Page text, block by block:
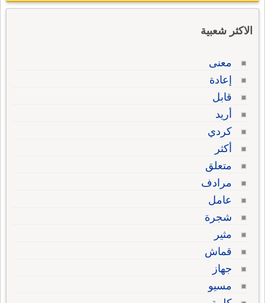
الاكثر شعبية
معنى
إعادة
قابل
أريد
كردي
أكثر
متعلق
مرادف
عامل
شجرة
مثير
قماش
جهاز
مسيو